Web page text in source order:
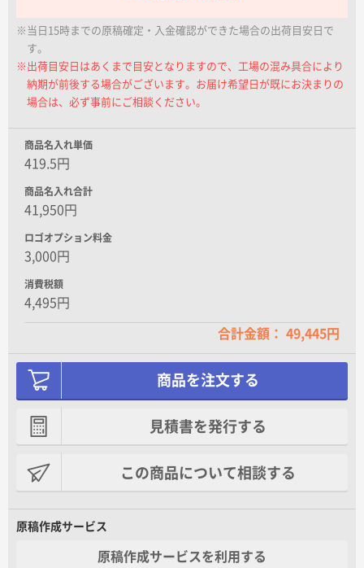
※当日15時までの原稿確定・入金確認ができた場合の出荷目安日で
す。
※出荷目安日はあくまで目安となりますので、工場の混み具合により
納期が前後する場合がございます。お届け希望日が既にお決まりの
場合は、必ず事前にご相談ください。
商品名入れ単価
419.5円
商品名入れ合計
41,950円
ロゴオプション料金
3,000円
消費税額
4,495円
合計金額： 49,445円
商品を注文する
見積書を発行する
この商品について相談する
原稿作成サービス
原稿作成サービスを利用する